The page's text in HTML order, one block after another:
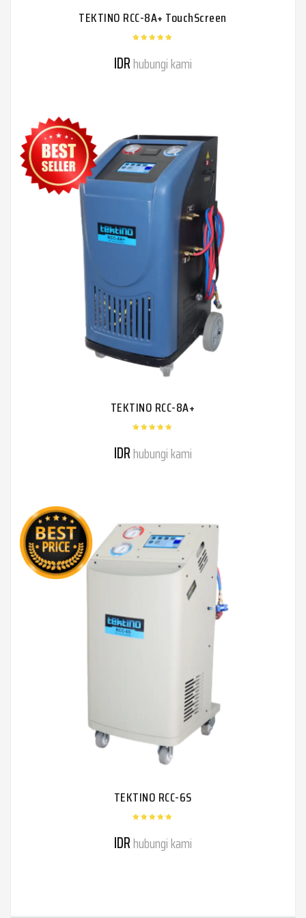
TEKTINO RCC-8A+ TouchScreen
IDRhubungi kami
TEKTINO RCC-8A+
IDRhubungi kami
TEKTINO RCC-6S
IDRhubungi kami